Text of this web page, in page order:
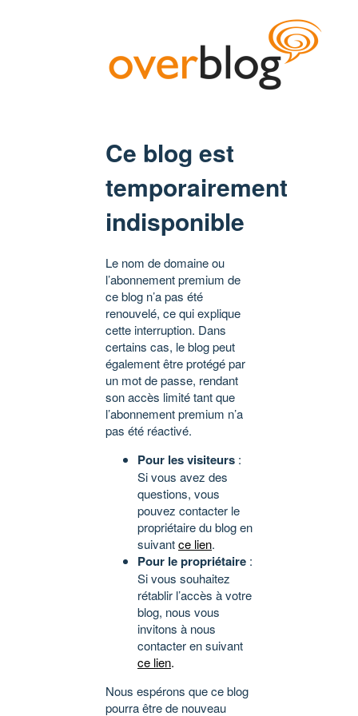
Ce blog est
temporairement
indisponible
Le nom de domaine ou
l’abonnement premium de
ce blog n’a pas été
renouvelé, ce qui explique
cette interruption. Dans
certains cas, le blog peut
également être protégé par
un mot de passe, rendant
son accès limité tant que
l’abonnement premium n’a
pas été réactivé.
Pour les visiteurs :
Si vous avez des
questions, vous
pouvez contacter le
propriétaire du blog en
suivantce lien.
Pour le propriétaire :
Si vous souhaitez
rétablir l’accès à votre
blog, nous vous
invitons à nous
contacter en suivant
ce lien.
Nous espérons que ce blog
pourra être de nouveau